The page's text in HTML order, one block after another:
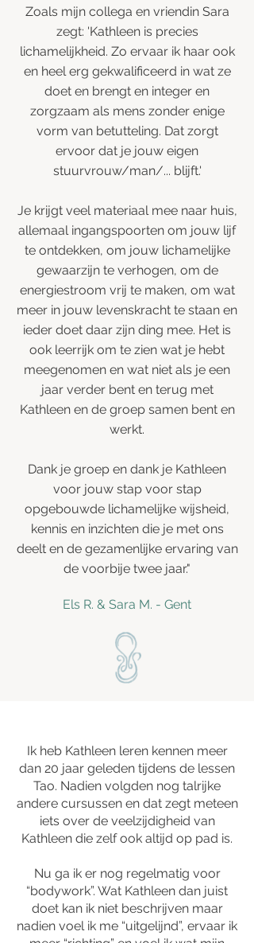
Zoals mijn collega en vriendin Sara
zegt: 'Kathleen is precies
lichamelijkheid. Zo ervaar ik haar ook
en heel erg gekwalificeerd in wat ze
doet en brengt en integer en
zorgzaam als mens zonder enige
vorm van betutteling. Dat zorgt
ervoor dat je jouw eigen
stuurvrouw/man/... blijft.'
Je krijgt veel materiaal mee naar huis,
allemaal ingangspoorten om jouw lijf
te ontdekken, om jouw lichamelijke
gewaarzijn te verhogen, om de
energiestroom vrij te maken, om wat
meer in jouw levenskracht te staan en
ieder doet daar zijn ding mee. Het is
ook leerrijk om te zien wat je hebt
meegenomen en wat niet als je een
jaar verder bent en terug met
Kathleen en de groep samen bent en
werkt.
Dank je groep en dank je Kathleen
voor jouw stap voor stap
opgebouwde lichamelijke wijsheid,
kennis en inzichten die je met ons
deelt en de gezamenlijke ervaring van
de voorbije twee jaar."
Els R. & Sara M. - Gent
Ik heb Kathleen leren kennen meer
dan 20 jaar geleden tijdens de lessen
Tao. Nadien volgden nog talrijke
andere cursussen en dat zegt meteen
iets over de veelzijdigheid van
Kathleen die zelf ook altijd op pad is.
Nu ga ik er nog regelmatig voor
“bodywork”. Wat Kathleen dan juist
doet kan ik niet beschrijven maar
nadien voel ik me “uitgelijnd”, ervaar ik